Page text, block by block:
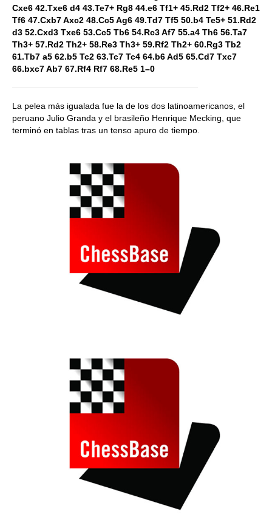
Cxe6 42.Txe6 d4 43.Te7+ Rg8 44.e6 Tf1+ 45.Rd2 Tf2+ 46.Re1
Tf6 47.Cxb7 Axc2 48.Cc5 Ag6 49.Td7 Tf5 50.b4 Te5+ 51.Rd2
d3 52.Cxd3 Txe6 53.Cc5 Tb6 54.Rc3 Af7 55.a4 Th6 56.Ta7
Th3+ 57.Rd2 Th2+ 58.Re3 Th3+ 59.Rf2 Th2+ 60.Rg3 Tb2
61.Tb7 a5 62.b5 Tc2 63.Tc7 Tc4 64.b6 Ad5 65.Cd7 Txc7
66.bxc7 Ab7 67.Rf4 Rf7 68.Re5 1–0
La pelea más igualada fue la de los dos latinoamericanos, el
peruano Julio Granda y el brasileño Henrique Mecking, que
terminó en tablas tras un tenso apuro de tiempo.